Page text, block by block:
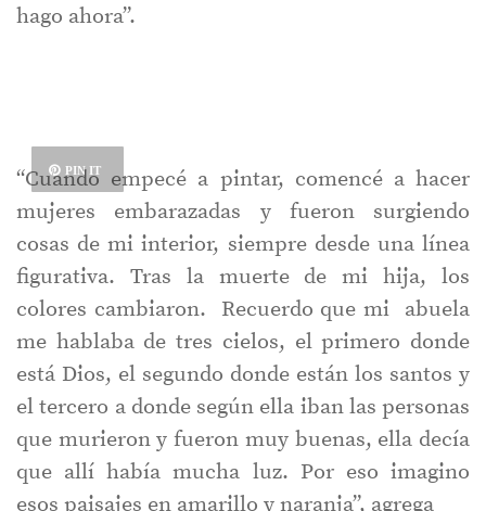
hago ahora”.
PIN IT
“Cuando empecé a pintar, comencé a hacer
mujeres embarazadas y fueron surgiendo
cosas de mi interior, siempre desde una línea
figurativa. Tras la muerte de mi hija, los
colores cambiaron. Recuerdo que mi abuela
me hablaba de tres cielos, el primero donde
está Dios, el segundo donde están los santos y
el tercero a donde según ella iban las personas
que murieron y fueron muy buenas, ella decía
que allí había mucha luz. Por eso imagino
esos paisajes en amarillo y naranja”, agrega